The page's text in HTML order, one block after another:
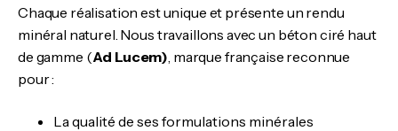
Chaque réalisation est unique et présente un rendu
minéral naturel. Nous travaillons avec un béton ciré haut
de gamme (Ad Lucem) , marque française reconnue
pour :
La qualité de ses formulations minérales